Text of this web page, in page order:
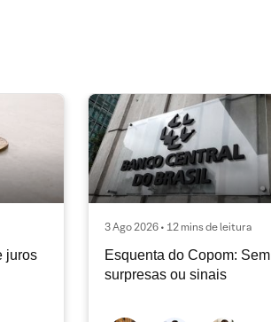
juros
3 Ago 2026 • 12 mins de leitura
Esquenta do Copom: Sem
surpresas ou sinais